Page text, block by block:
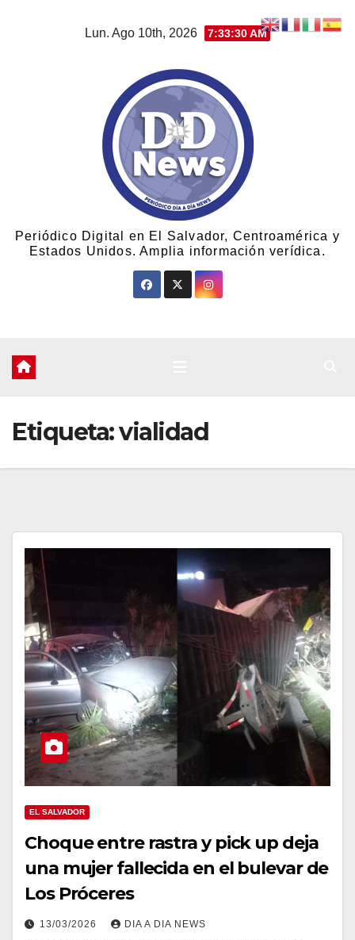
Lun. Ago 10th, 2026 7:33:31 AM
Periódico Digital en El Salvador, Centroamérica y
Estados Unidos. Amplia información verídica.
Etiqueta:vialidad
EL SALVADOR
Choque entre rastra y pick up deja
una mujer fallecida en el bulevar de
Los Próceres
13/03/2026 DIA A DIA NEWS